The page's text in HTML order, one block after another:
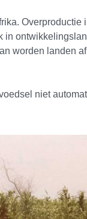
Overproductie
worden landen
niet